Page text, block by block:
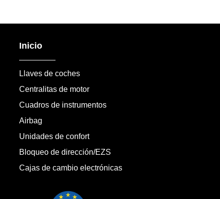
Inicio
Llaves de coches
Centralitas de motor
Cuadros de instrumentos
Airbag
Unidades de confort
Bloqueo de dirección/EZS
Cajas de cambio electrónicas